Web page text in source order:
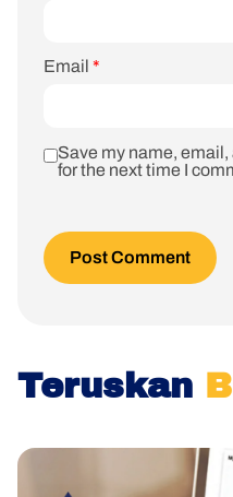
Email *
Save my name,
for the next time I
Teruskan